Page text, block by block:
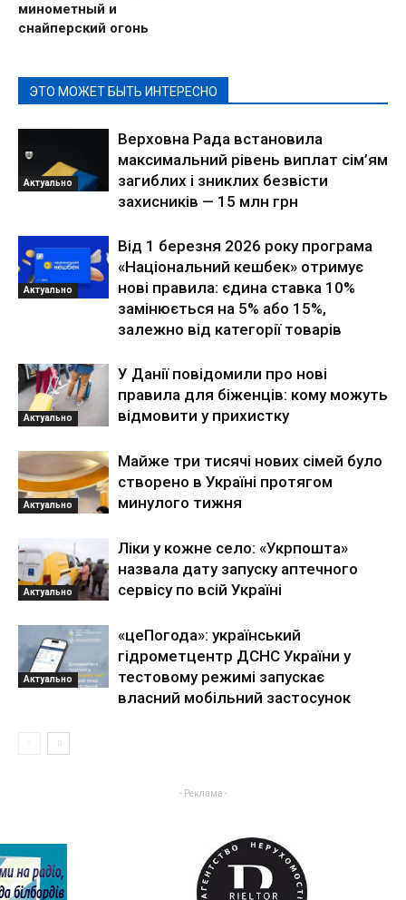
минометный и
снайперский огонь
ЭТО МОЖЕТ БЫТЬ ИНТЕРЕСНО
Актуально
Верховна Рада встановила
максимальний рівень виплат сім’ям
загиблих і зниклих безвісти
захисників — 15 млн грн
Актуально
Від 1 березня 2026 року програма
«Національний кешбек» отримує
нові правила: єдина ставка 10%
замінюється на 5% або 15%,
залежно від категорії товарів
Актуально
У Данії повідомили про нові
правила для біженців: кому можуть
відмовити у прихистку
Актуально
Майже три тисячі нових сімей було
створено в Україні протягом
минулого тижня
Актуально
Ліки у кожне село: «Укрпошта»
назвала дату запуску аптечного
сервісу по всій Україні
Актуально
«цеПогода»: український
гідрометцентр ДСНС України у
тестовому режимі запускає
власний мобільний застосунок
- Реклама -